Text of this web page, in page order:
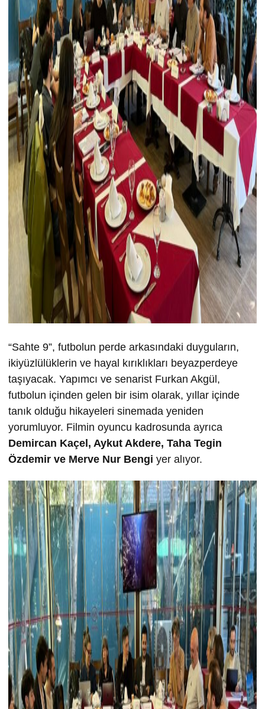
“Sahte 9”, futbolun perde arkasındaki duyguların,
ikiyüzlülüklerin ve hayal kırıklıkları beyazperdeye
taşıyacak. Yapımcı ve senarist Furkan Akgül,
futbolun içinden gelen bir isim olarak, yıllar içinde
tanık olduğu hikayeleri sinemada yeniden
yorumluyor. Filmin oyuncu kadrosunda ayrıca
Demircan Kaçel, Aykut Akdere, Taha Tegin
Özdemir ve Merve Nur Bengi yer alıyor.